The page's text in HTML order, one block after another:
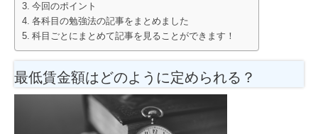
今回のポイント
各科目の勉強法の記事をまとめました
科目ごとにまとめて記事を見ることができます！
最低賃金額はどのように定められる？